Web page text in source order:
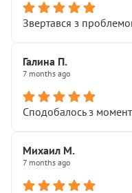
Звертався з
Галина П.
7 months ago
Сподобалось з
Михаил М.
7 months ago